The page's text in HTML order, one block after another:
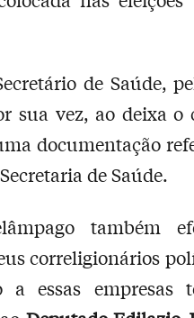
de Saúde,
sua vez, ao deixa o
documentação
de Saúde.
também
correligionários
a essas empresas